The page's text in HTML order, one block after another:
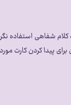
شفاهی استفاده
پیدا کردن کارت